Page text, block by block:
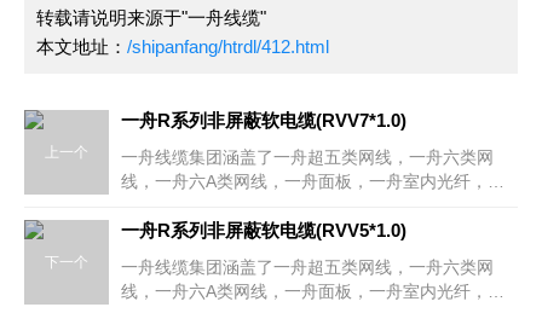
转载请说明来源于"一舟线缆"
本文地址： /shipanfang/htrdl/412.html
上一个
一舟R系列非屏蔽软电缆(RVV7*1.0)
一舟线缆集团涵盖了一舟超五类网线，一舟六类网
线，一舟六A类网线，一舟面板，一舟室内光纤，室
线架，一舟六类配线架，网络跳线，一舟网络机柜、
RVS双绞线，RVSP屏蔽双绞线等全系列综合布线解
决方案
下一个
一舟R系列非屏蔽软电缆(RVV5*1.0)
一舟线缆集团涵盖了一舟超五类网线，一舟六类网
线，一舟六A类网线，一舟面板，一舟室内光纤，室